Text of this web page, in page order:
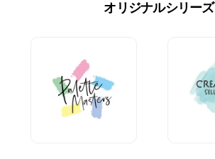
オリジナルシリーズ